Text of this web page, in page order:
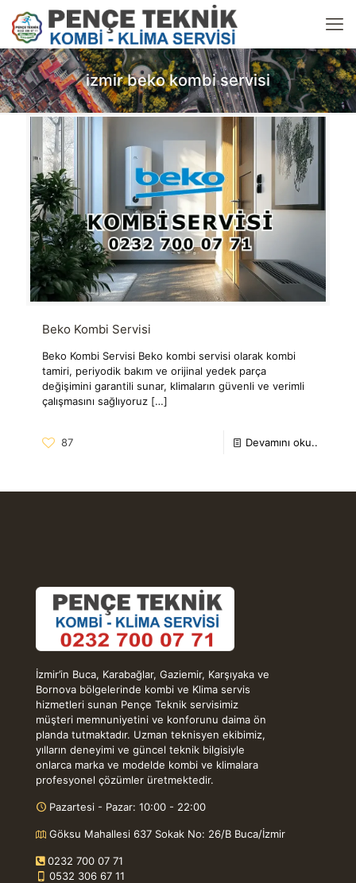
izmir beko kombi servisi
Beko Kombi Servisi
Beko Kombi Servisi Beko kombi servisi olarak kombi
tamiri, periyodik bakım ve orijinal yedek parça
değişimini garantili sunar, klimaların güvenli ve verimli
çalışmasını sağlıyoruz […]
87 Devamını oku..
İzmir’in Buca, Karabağlar, Gaziemir, Karşıyaka ve
Bornova bölgelerinde kombi ve Klima servis
hizmetleri sunan Pençe Teknik servisimiz
müşteri memnuniyetini ve konforunu daima ön
planda tutmaktadır. Uzman teknisyen ekibimiz,
yılların deneyimi ve güncel teknik bilgisiyle
onlarca marka ve modelde kombi ve klimalara
profesyonel çözümler üretmektedir.
Pazartesi - Pazar: 10:00 - 22:00
Göksu Mahallesi 637 Sokak No: 26/B Buca/İzmir
0232 700 07 71
0532 306 67 11